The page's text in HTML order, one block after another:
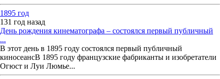
1895 год
131 год назад
День рождения кинематографа – состоялся первый публичный
...
В этот день в 1895 году состоялся первый публичный
киносеансВ 1895 году французские фабриканты и изобретатели
Огюст и Луи Люмье...